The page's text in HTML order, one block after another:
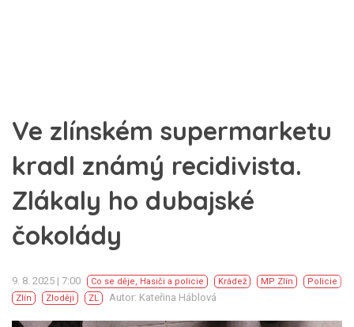
Ve zlínském supermarketu
kradl známý recidivista.
Zlákaly ho dubajské
čokolády
9. 8. 2025 | 7:00 Co se děje, Hasiči a policie Krádež MP Zlín
Policie
Zlín
Zloději ZL Autor: Kateřina Háblová